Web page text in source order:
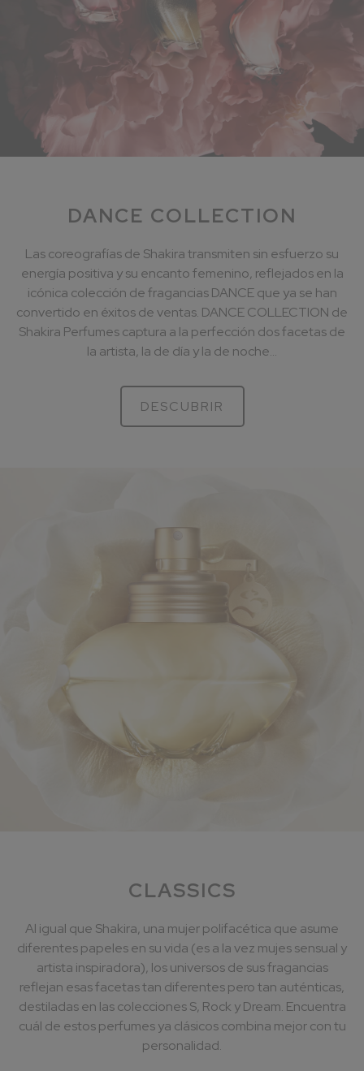
DANCE COLLECTION
Las coreografías de Shakira transmiten sin esfuerzo su
energía positiva y su encanto femenino, reflejados en la
icónica colección de fragancias DANCE que ya se han
convertido en éxitos de ventas. DANCE COLLECTION de
Shakira Perfumes captura a la perfección dos facetas de
la artista, la de día y la de noche...
DESCUBRIR
CLASSICS
Al igual que Shakira, una mujer polifacética que asume
diferentes papeles en su vida (es a la vez mujes sensual y
artista inspiradora), los universos de sus fragancias
reflejan esas facetas tan diferentes pero tan auténticas,
destiladas en las colecciones S, Rock y Dream. Encuentra
cuál de estos perfumes ya clásicos combina mejor con tu
personalidad.